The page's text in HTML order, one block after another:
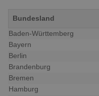
Bundesland
Baden-Württemberg
Bayern
Berlin
Brandenburg
Bremen
Hamburg